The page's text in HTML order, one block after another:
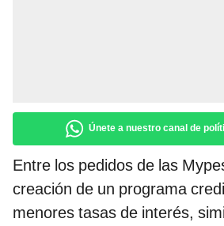
Únete a nuestro canal de
Entre los pedidos de las
creación de un programa
menores tasas de interés,